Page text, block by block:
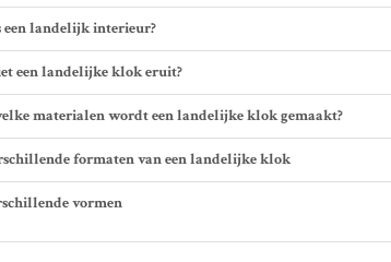
een landelijk interieur?
een landelijke klok eruit?
materialen wordt een landelijke klok gemaakt?
formaten van een landelijke klok
vormen